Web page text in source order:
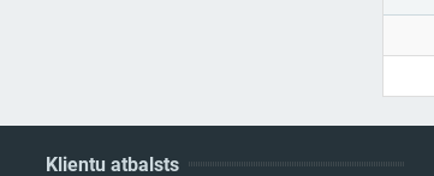
Klientu atbalsts